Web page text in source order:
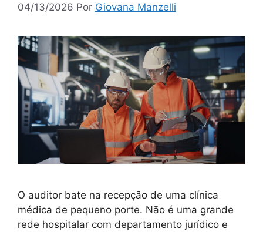
04/13/2026 Por Giovana Manzelli
O auditor bate na recepção de uma clínica
médica de pequeno porte. Não é uma grande
rede hospitalar com departamento jurídico e